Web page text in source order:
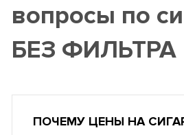
вопросы по
БЕЗ ФИЛЬТРА
ПОЧЕМУ ЦЕНЫ НА